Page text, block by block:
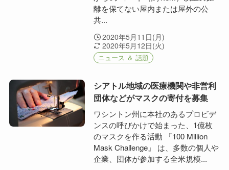
離を保てない屋内または屋外の公
共...
2020年5月11日(月)
2020年5月12日(火)
ニュース ＆ 話題
シアトル地域の医療機関や非営利
団体などがマスクの寄付を募集
ワシントン州に本社のあるプロビデ
ンスの呼びかけで始まった、1億枚
のマスクを作る活動 『100 Million
Mask Challenge』 は、多数の個人や
企業、団体が参加する全米規模...